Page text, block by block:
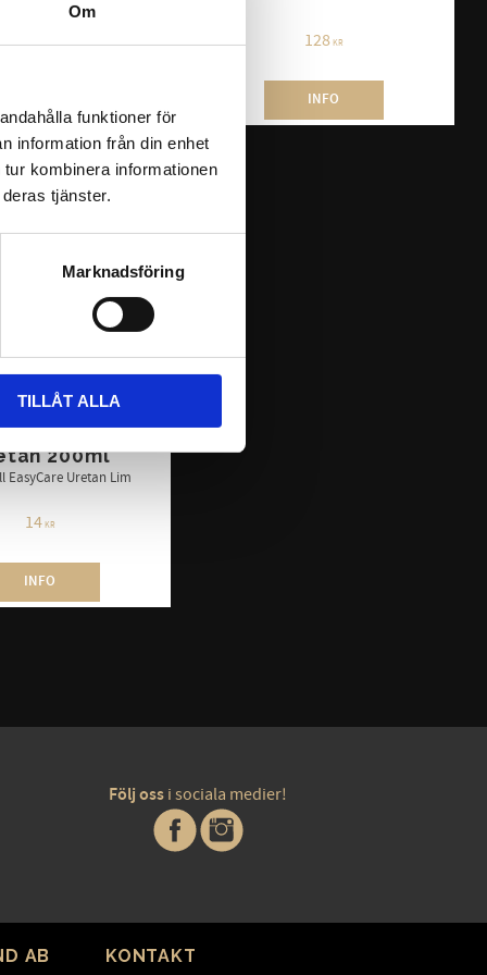
Om
funktioner för
information från din enhet
kombinera informationen
tjänster.
Marknadsföring
TILLÅT ALLA
188KR 128KR
INFO
Mix Tips
200ml
EasyCare Uretan Lim
14KR
INFO
Följ oss i sociala medier!
AB KONTAKT